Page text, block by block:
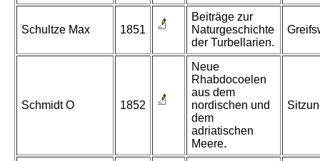
Schultze Max 1851
Beiträge zur
Naturgeschichte
der Turbellarien.
Schmidt O 1852
Neue
Rhabdocoelen
aus dem
nordischen und
dem
adriatischen
Meere.